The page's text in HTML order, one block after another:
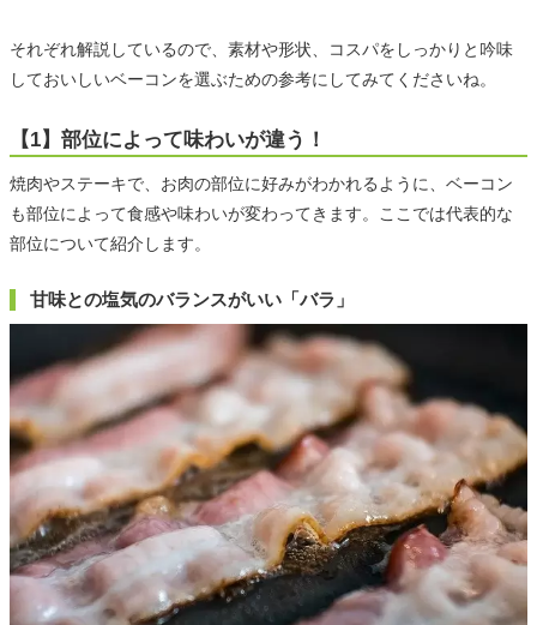
それぞれ解説しているので、素材や形状、コスパをしっかりと吟味
しておいしいベーコンを選ぶための参考にしてみてくださいね。
【1】部位によって味わいが違う！
焼肉やステーキで、お肉の部位に好みがわかれるように、ベーコン
も部位によって食感や味わいが変わってきます。ここでは代表的な
部位について紹介します。
甘味との塩気のバランスがいい「バラ」